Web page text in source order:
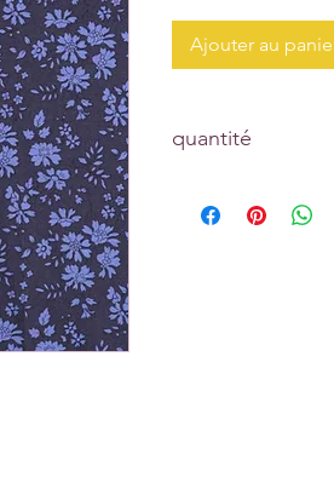
Ajouter au
quantité
un coupon de 10 cm